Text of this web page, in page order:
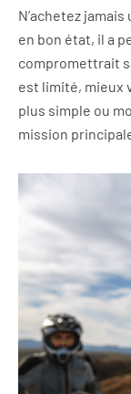
N’achetez jamais
en bon état, il a
compromettrait
est limité, mieux
plus simple ou
mission